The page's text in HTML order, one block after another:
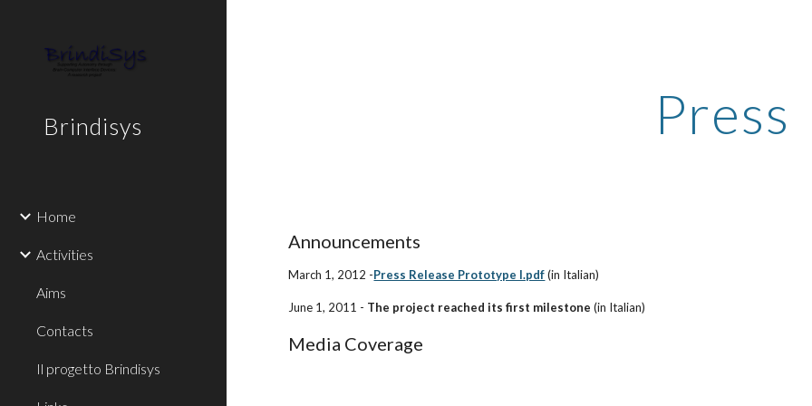
Brindisys
Home
Activities
Aims
Contacts
Il progetto Brindisys
Press
Announcements
March 1, 2012 -Press Release Prototype I.pdf (in Italian)
June 1, 2011 - The project reached its first milestone (in Italian)
Media Coverage